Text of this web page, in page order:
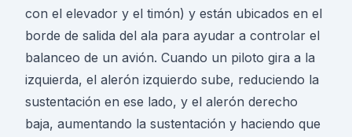
con el elevador y el timón) y están ubicados en el
borde de salida del ala para ayudar a controlar el
balanceo de un avión. Cuando un piloto gira a la
izquierda, el alerón izquierdo sube, reduciendo la
sustentación en ese lado, y el alerón derecho
baja, aumentando la sustentación y haciendo que